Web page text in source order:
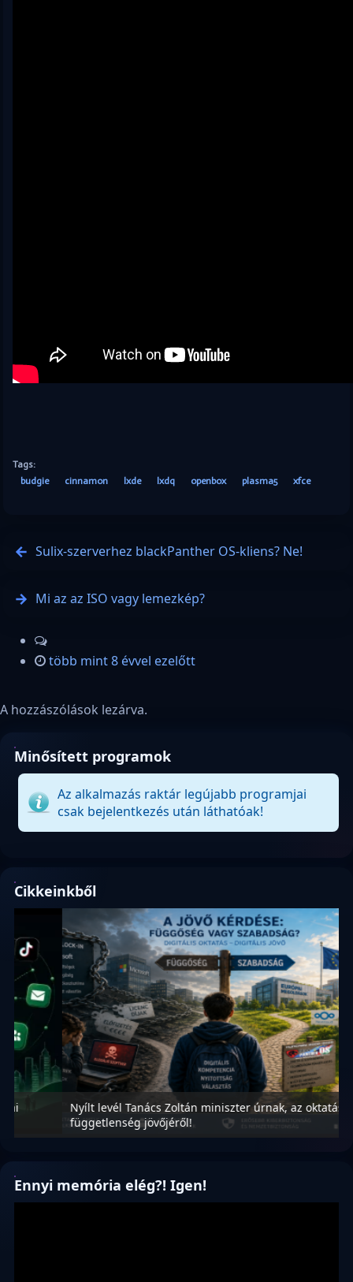
Tags:
budgie
cinnamon lxde lxdq openbox plasma5 xfce
Sulix-szerverhez blackPanther OS-kliens? Ne!
Mi az az ISO vagy lemezkép?
több mint 8 évvel ezelőtt
A hozzászólások lezárva.
Minősített programok
Az alkalmazás raktár legújabb programjai
csak bejelentkezés után láthatóak!
Cikkeinkből
Nyílt levél Tanács Zoltán miniszter úrnak, az oktatás és
függetlenség jövőjéről!
Ennyi memória elég?! Igen!